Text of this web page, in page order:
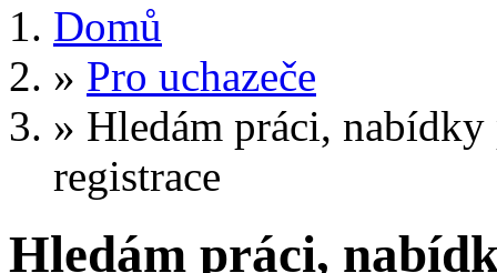
Domů
» Pro uchazeče
» Hledám práci, nabídky
registrace
Hledám práci,